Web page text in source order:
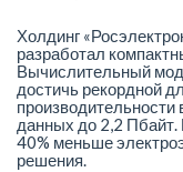
Холдинг
разработал
Вычислительный
достичь рекордной
данных до 2,2 Пбайт.
40% меньше
решения.